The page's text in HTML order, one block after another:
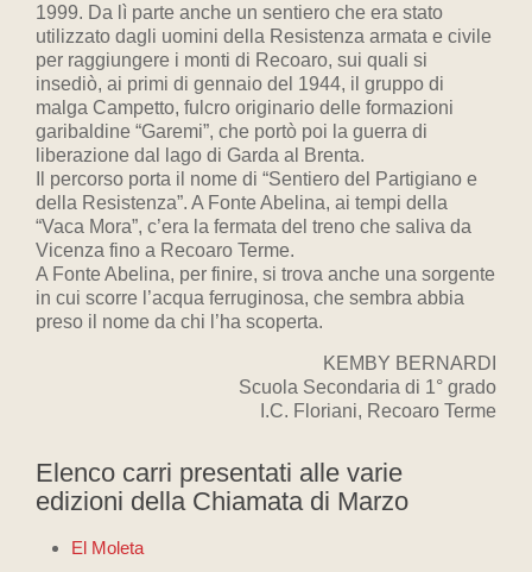
1999. Da lì parte anche un sentiero che era stato
utilizzato dagli uomini della Resistenza armata e civile
per raggiungere i monti di Recoaro, sui quali si
insediò, ai primi di gennaio del 1944, il gruppo di
malga Campetto, fulcro originario delle formazioni
garibaldine “Garemi”, che portò poi la guerra di
liberazione dal lago di Garda al Brenta.
Il percorso porta il nome di “Sentiero del Partigiano e
della Resistenza”. A Fonte Abelina, ai tempi della
“Vaca Mora”, c’era la fermata del treno che saliva da
Vicenza fino a Recoaro Terme.
A Fonte Abelina, per finire, si trova anche una sorgente
in cui scorre l’acqua ferruginosa, che sembra abbia
preso il nome da chi l’ha scoperta.
KEMBY BERNARDI
Scuola Secondaria di 1° grado
I.C. Floriani, Recoaro Terme
Elenco carri presentati alle varie
edizioni della Chiamata di Marzo
El Moleta